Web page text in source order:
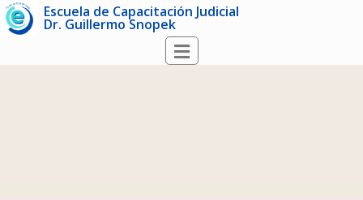
Escuela de Capacitación Judicial
Dr. Guillermo Snopek